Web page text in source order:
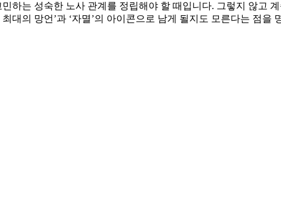
하는 성숙한 노사 관계를 정립해야 할 때입니다. 그렇지 않고
대의 망언’과 ‘자멸’의 아이콘으로 남게 될지도 모른다는 점을